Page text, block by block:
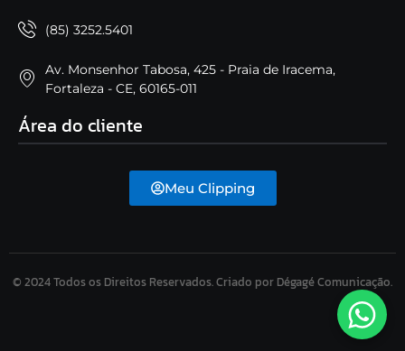
(85) 3252.5401
Av. Monsenhor Tabosa, 425 - Praia de Iracema,
Fortaleza - CE, 60165-011
Área do cliente
Meu Clipping
© 2024 Todos os Direitos Reservados. Criado por Dégagé Comunicação.